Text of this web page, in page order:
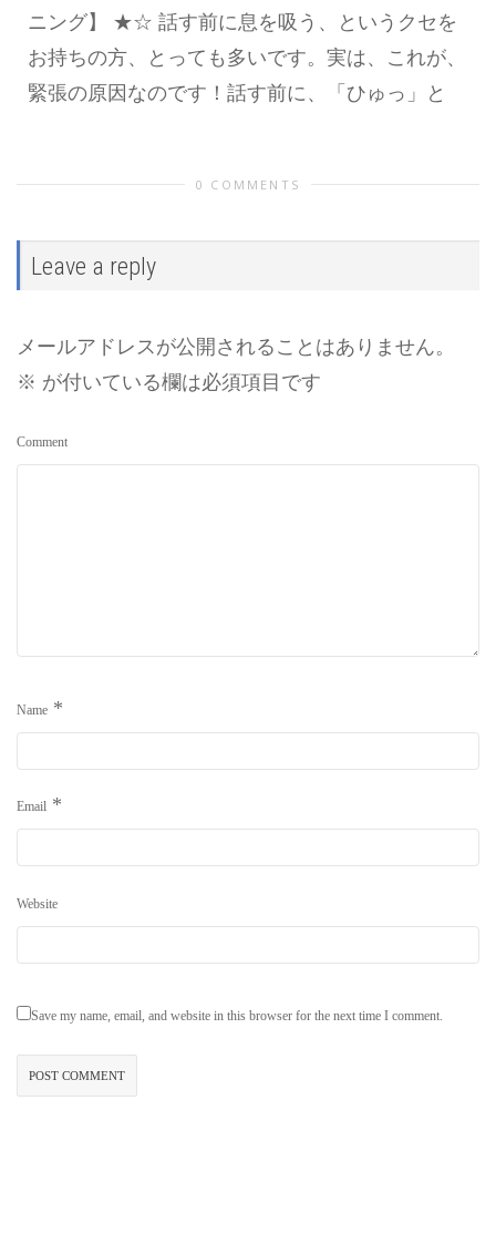
ニング】 ★☆ 話す前に息を吸う、というクセを
お持ちの方、とっても多いです。実は、これが、
緊張の原因なのです！話す前に、「ひゅっ」と
0 COMMENTS
Leave a reply
メールアドレスが公開されることはありません。
※ が付いている欄は必須項目です
Comment
Name *
Email *
Website
Save my name, email, and website in this browser for the next time I comment.